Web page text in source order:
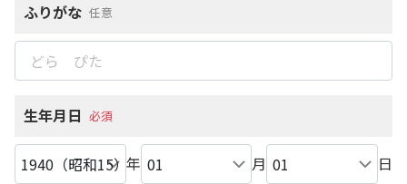
ふりがな 任意
生年月日 必須
年 月 日